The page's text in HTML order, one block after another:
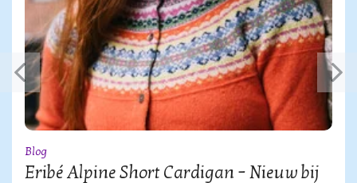
Blog
Eribé Alpine Short Cardigan – Nieuw bij